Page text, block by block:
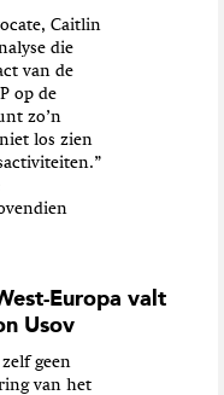
Caitlin
die
van de
op de
zo’n
los zien
Europa valt
Usov
geen
van het